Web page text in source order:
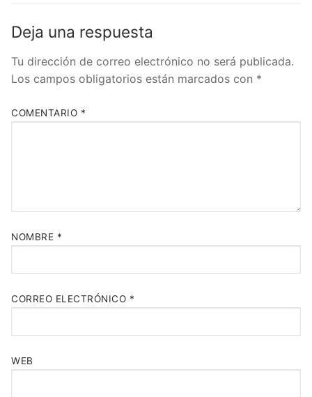
Deja una respuesta
Tu dirección de correo electrónico no será publicada.
Los campos obligatorios están marcados con *
COMENTARIO *
NOMBRE *
CORREO ELECTRÓNICO *
WEB